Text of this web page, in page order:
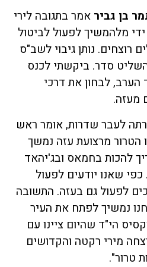
בן גביר אמר בתגובה לירי
מלהמשיך לפעול לביטול
רוצחים. נותן גיבוי לשב"ס
סדר. ביקשתי לכנס
הערב, לבחון את דרכי
מעזה.
לעבר שדרות, אומר ראש
הטרור מרצועת עזה נמשך
להכות בחמאס ובג'יהאד
שאנו יודעים לפעול
לפעול גם בעזה. התשובה
נמשיך לפתח את העיר
הי"ד שהיום ציינו עם
להירצחה מירי רקטה והקדושים
טרור".